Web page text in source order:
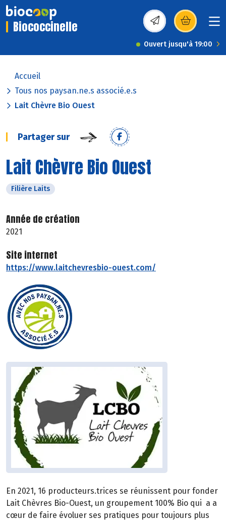
Biococcinelle (s’ouvre dans une
Ouvert jusqu'à 19:00
Accueil
Tous nos paysan.ne.s associé.e.s
Lait Chèvre Bio Ouest
Partager sur
Lait Chèvre Bio Ouest
Filière Laits
Année de création
2021
Site internet
https://www.laitchevresbio-ouest.com/
En 2021, 16 producteurs.trices se réunissent pour fonder
Lait Chèvres Bio-Ouest, un groupement 100% Bio qui a a
cœur de faire évoluer ses pratiques pour toujours plus